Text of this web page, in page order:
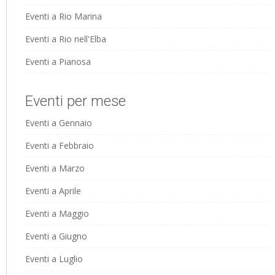
Eventi a Rio Marina
Eventi a Rio nell'Elba
Eventi a Pianosa
Eventi per mese
Eventi a Gennaio
Eventi a Febbraio
Eventi a Marzo
Eventi a Aprile
Eventi a Maggio
Eventi a Giugno
Eventi a Luglio